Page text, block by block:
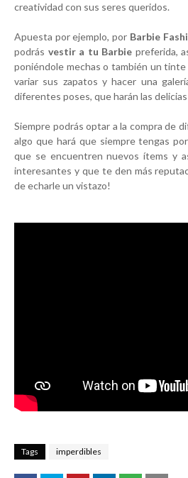
creatividad con sus seres queridos.
Apuesta por ejemplo, por Barbie
podrás vestir a tu Barbie preferida,
poniéndole mechas o también un
variar sus zapatos y hacer una
diferentes poses, que harán las
Siempre podrás optar a la compra de
algo que hará que siempre tengas
que se encuentren nuevos ítems y
interesantes y que te den más
de echarle un vistazo!
Tags imperdibles